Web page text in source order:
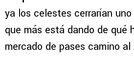
ya los celestes cerrarían
que más está dando de qué
mercado de pases camino